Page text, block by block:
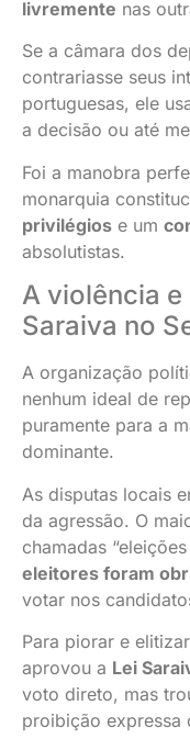
livremente nas
Se a câmara dos
contrariasse seus
portuguesas, ele
a decisão ou até
Foi a manobra
monarquia
privilégios e um
absolutistas.
A violência e
Saraiva no
A organização
nenhum ideal de
puramente para a
dominante.
As disputas locais
da agressão. O
chamadas
eleitores foram
votar nos
Para piorar e
aprovou a Lei
voto direto, mas
proibição expressa